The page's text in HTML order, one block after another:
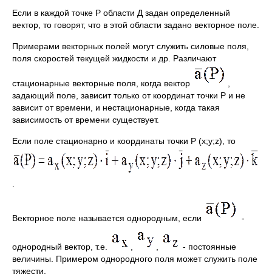
Если в каждой точке Р области Д задан определенный
вектор, то говорят, что в этой области задано векторное поле.
Примерами векторных полей могут служить силовые поля,
поля скоростей текущей жидкости и др. Различают
стационарные векторные поля, когда вектор
задающий поле, зависит только от координат точки Р и не
зависит от времени, и нестационарные, когда такая
зависимость от времени существует.
Если поле стационарно и координаты точки P (x;y;z), то
Векторное поле называется однородным, если -
однородный вектор, т.е.
- постоянные
величины. Примером однородного поля может служить поле
тяжести.